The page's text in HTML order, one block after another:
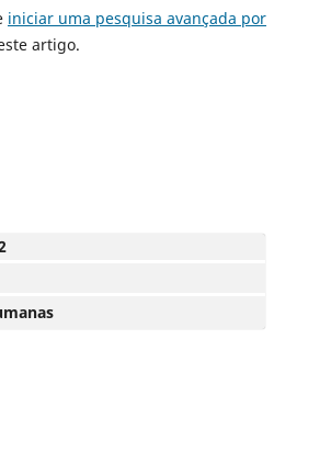
iniciar uma pesquisa avançada por
artigo.